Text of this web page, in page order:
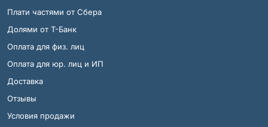
Плати частями от Сбера
Долями от Т-Банк
Оплата для физ. лиц
Оплата для юр. лиц и ИП
Доставка
Отзывы
Условия продажи